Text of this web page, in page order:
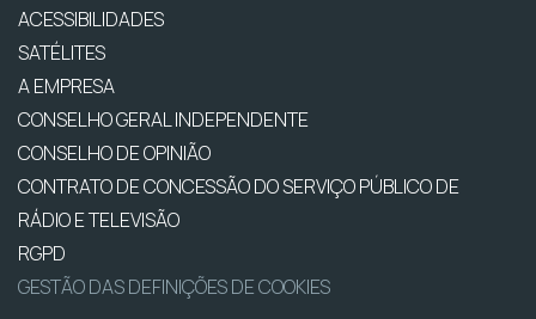
ACESSIBILIDADES
SATÉLITES
A EMPRESA
CONSELHO GERAL INDEPENDENTE
CONSELHO DE OPINIÃO
CONTRATO DE CONCESSÃO DO SERVIÇO PÚBLICO DE
RÁDIO E TELEVISÃO
RGPD
GESTÃO DAS DEFINIÇÕES DE COOKIES